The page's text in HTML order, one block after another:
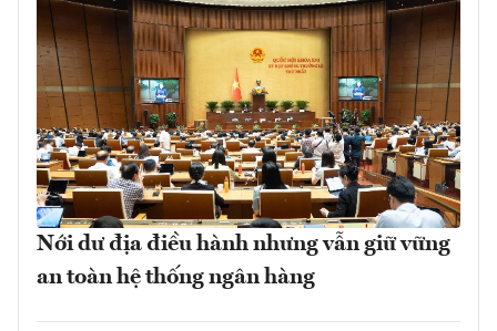
Nới dư địa điều hành nhưng vẫn giữ vững
an toàn hệ thống ngân hàng